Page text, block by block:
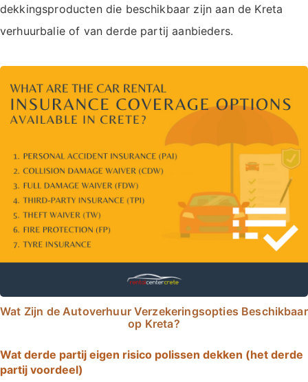
dekkingsproducten die beschikbaar zijn aan de Kreta
verhuurbalie of van derde partij aanbieders.
Wat Zijn de Autoverhuur Verzekeringsopties Beschikbaar
op Kreta?
Wat derde partij eigen risico polissen dekken (het derde
partij voordeel)